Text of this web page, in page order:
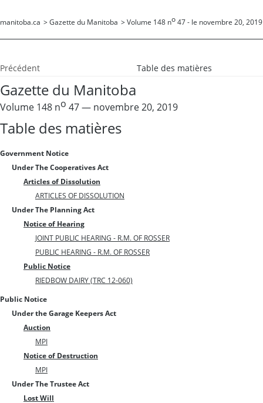
manitoba.ca > Gazette du Manitoba > Volume 148 no 47 - le novembre 20, 2019
Précédent Table des matières
Gazette du Manitoba
Volume 148 no 47 — novembre 20, 2019
Table des matières
Government Notice
Under The Cooperatives Act
Articles of Dissolution
ARTICLES OF DISSOLUTION
Under The Planning Act
Notice of Hearing
JOINT PUBLIC HEARING - R.M. OF ROSSER
PUBLIC HEARING - R.M. OF ROSSER
Public Notice
RIEDBOW DAIRY (TRC 12-060)
Public Notice
Under the Garage Keepers Act
Auction
MPI
Notice of Destruction
MPI
Under The Trustee Act
Lost Will